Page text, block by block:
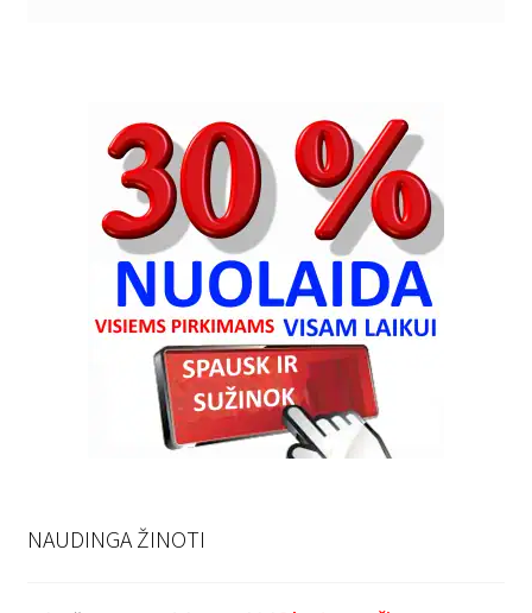
NAUDINGA ŽINOTI